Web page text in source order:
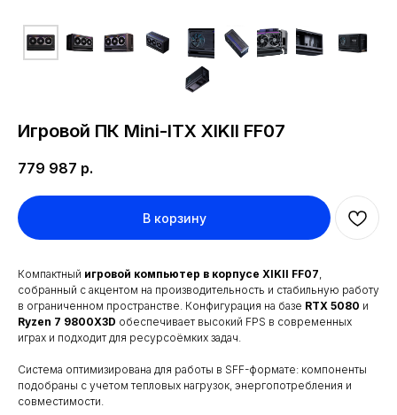
Игровой ПК Mini-ITX XIKII FF07
779 987 р.
В корзину
Компактный игровой компьютер в корпусе XIKII FF07,
собранный с акцентом на производительность и стабильную работу
в ограниченном пространстве. Конфигурация на базе RTX 5080 и
Ryzen 7 9800X3D обеспечивает высокий FPS в современных
играх и подходит для ресурсоёмких задач.
Система оптимизирована для работы в SFF-формате: компоненты
подобраны с учетом тепловых нагрузок, энергопотребления и
совместимости.